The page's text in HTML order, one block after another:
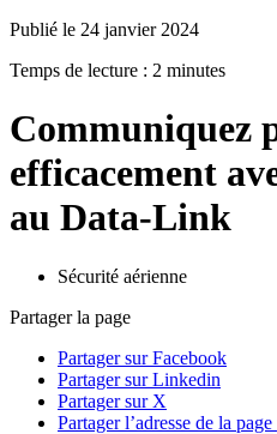
Publié le 24 janvier 2024
Temps de lecture : 2 minutes
Communiquez
efficacement
au Data-Link
Sécurité aérienne
Partager la page
Partager sur Facebook
Partager sur Linkedin
Partager sur X
Partager l’adresse de la